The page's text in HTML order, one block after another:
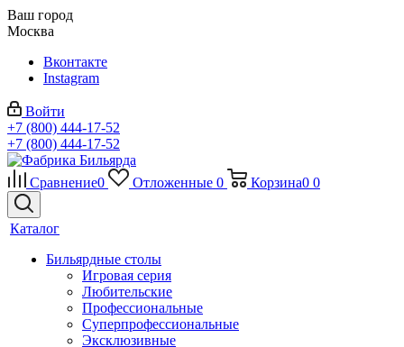
Ваш город
Москва
Вконтакте
Instagram
Войти
+7 (800) 444-17-52
+7 (800) 444-17-52
Сравнение0 Отложенные 0 Корзина0 0
Каталог
Бильярдные столы
Игровая серия
Любительские
Профессиональные
Суперпрофессиональные
Эксклюзивные